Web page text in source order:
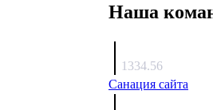
Наша
1334.56
Санация сайта